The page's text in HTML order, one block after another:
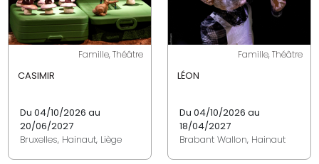
Famille, Théâtre
CASIMIR
Du 04/10/2026 au
20/06/2027
Bruxelles, Hainaut, Liège
Famille, Théâtre
LÉON
Du 04/10/2026 au
18/04/2027
Brabant Wallon, Hainaut